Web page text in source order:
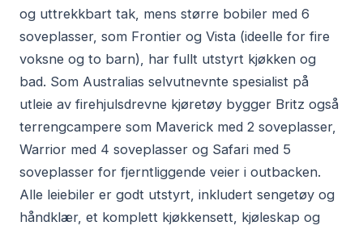
og uttrekkbart tak, mens større bobiler med 6
soveplasser, som Frontier og Vista (ideelle for fire
voksne og to barn), har fullt utstyrt kjøkken og
bad. Som Australias selvutnevnte spesialist på
utleie av firehjulsdrevne kjøretøy bygger Britz også
terrengcampere som Maverick med 2 soveplasser,
Warrior med 4 soveplasser og Safari med 5
soveplasser for fjerntliggende veier i outbacken.
Alle leiebiler er godt utstyrt, inkludert sengetøy og
håndklær, et komplett kjøkkensett, kjøleskap og